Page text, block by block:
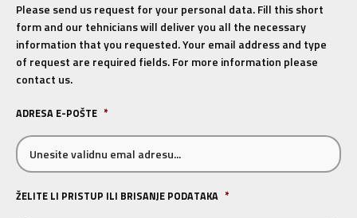
Please send us request for your personal data. Fill this short
form and our tehnicians will deliver you all the necessary
information that you requested. Your email address and type
of request are required fields. For more information please
contact us.
ADRESA E-POŠTE *
ŽELITE LI PRISTUP ILI BRISANJE PODATAKA *